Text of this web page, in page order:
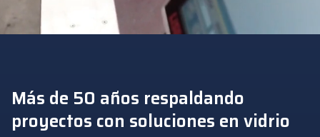
Más de 50 años respaldando
proyectos con soluciones en vidrio